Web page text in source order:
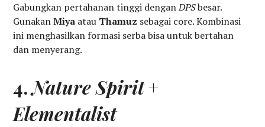
Gabungkan pertahanan tinggi denganDPSbesar.
GunakanMiya atau Thamuz sebagai core. Kombinasi
ini menghasilkan formasi serba bisa untuk bertahan
dan menyerang.
4.Nature Spirit+
Elementalist